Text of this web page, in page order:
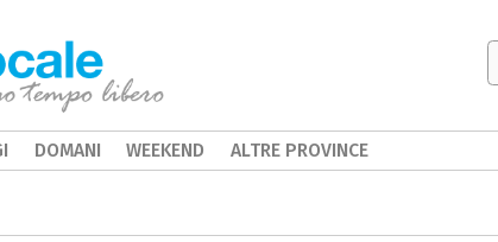
DOMANI WEEKEND ALTRE PROVINCE